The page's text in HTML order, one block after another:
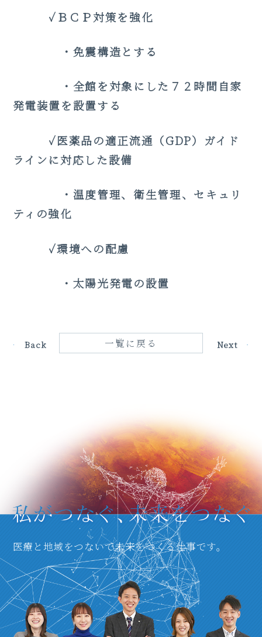
✓ＢＣＰ対策を強化
・免震構造とする
・全館を対象にした７２時間自家
発電装置を設置する
✓医薬品の適正流通（GDP）ガイド
ラインに対応した設備
・温度管理、衛生管理、セキュリ
ティの強化
✓環境への配慮
・太陽光発電の設置
Back Next
一覧に戻る
医療と地域をつないで未来をつくる仕事です。